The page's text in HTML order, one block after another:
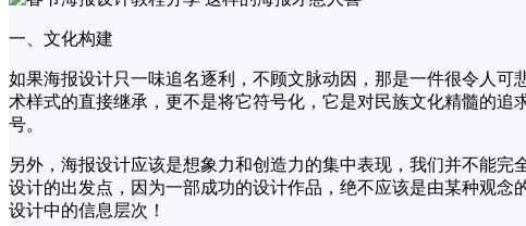
一、文化构建
如果海报设计只一味追名逐利，不顾文脉动因，那是一件很令人
术样式的直接继承，更不是将它符号化，它是对民族文化精髓的
号。
另外，海报设计应该是想象力和创造力的集中表现，我们并不能
设计的出发点，因为一部成功的设计作品，绝不应该是由某种观
设计中的信息层次！